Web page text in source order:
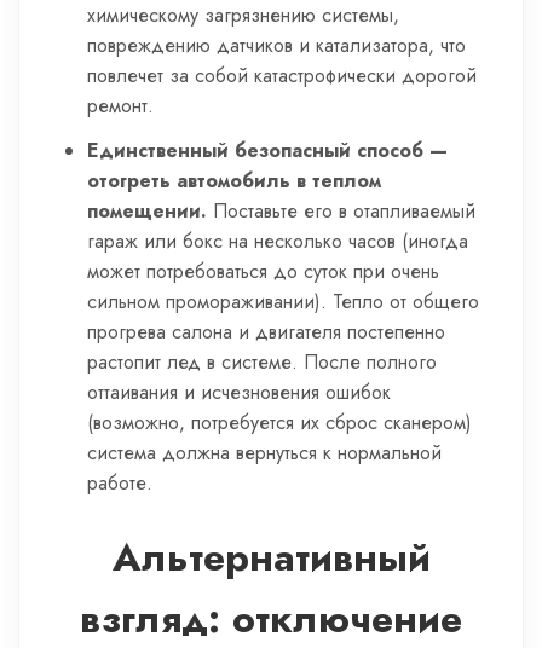
химическому загрязнению системы,
повреждению датчиков и катализатора, что
повлечет за собой катастрофически дорогой
ремонт.
Единственный безопасный способ —
отогреть автомобиль в теплом
помещении. Поставьте его в отапливаемый
гараж или бокс на несколько часов (иногда
может потребоваться до суток при очень
сильном промораживании). Тепло от общего
прогрева салона и двигателя постепенно
растопит лед в системе. После полного
оттаивания и исчезновения ошибок
(возможно, потребуется их сброс сканером)
система должна вернуться к нормальной
работе.
Альтернативный
взгляд: отключение